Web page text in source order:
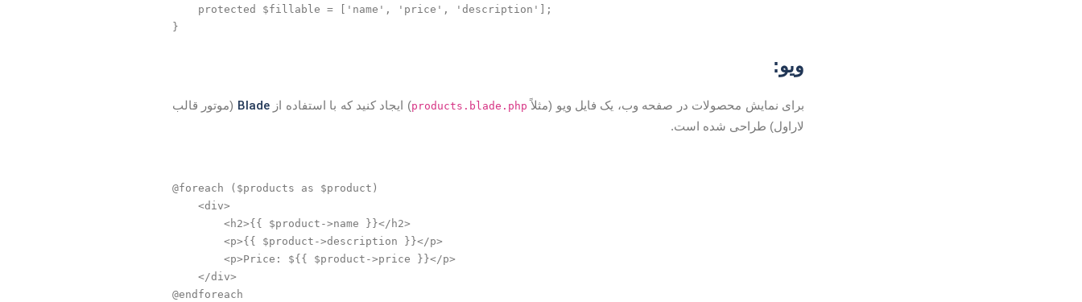
    protected $fillable = ['name', 'price', 'description'];
ویو:
برای نمایش محصولات در صفحه وب، یک فایل ویو (مثلاً products.blade.php) ایجاد کنید که با استفاده ازBlade (موتور قالب
لاراول) طراحی شده است.
@foreach ($products as $product)
    <div>
        <h2>{{ $product->name }}</h2>
        <p>{{ $product->description }}</p>
        <p>Price: ${{ $product->price }}</p>
    </div>